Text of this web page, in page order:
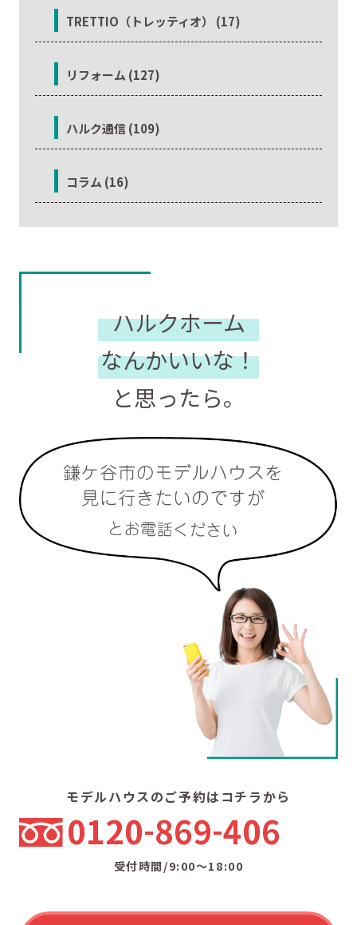
TRETTIO（トレッティオ） (17)
リフォーム (127)
ハルク通信 (109)
コラム (16)
ハルクホーム
なんかいいな！
と思ったら。
モデルハウスのご予約はコチラから
0120 869 406
受付時間/9:00〜18:00